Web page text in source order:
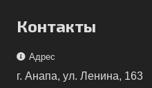
Контакты
Адрес
г. Анапа, ул. Ленина, 163